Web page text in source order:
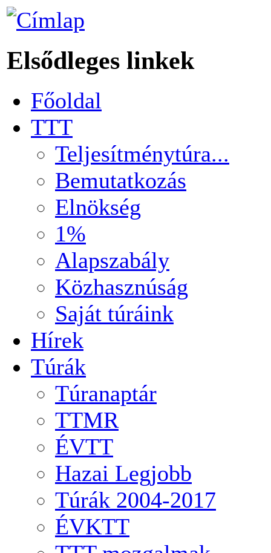
Elsődleges linkek
Főoldal
TTT
Teljesítménytúra...
Bemutatkozás
Elnökség
1%
Alapszabály
Közhasznúság
Saját túráink
Hírek
Túrák
Túranaptár
TTMR
ÉVTT
Hazai Legjobb
Túrák 2004-2017
ÉVKTT